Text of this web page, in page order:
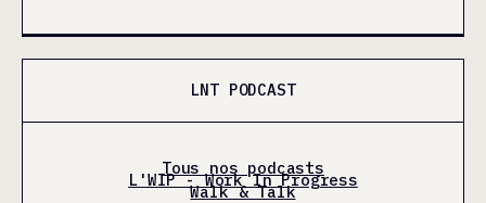
LNT PODCAST
Tous nos podcasts
L'WIP - Work In Progress
Walk & Talk